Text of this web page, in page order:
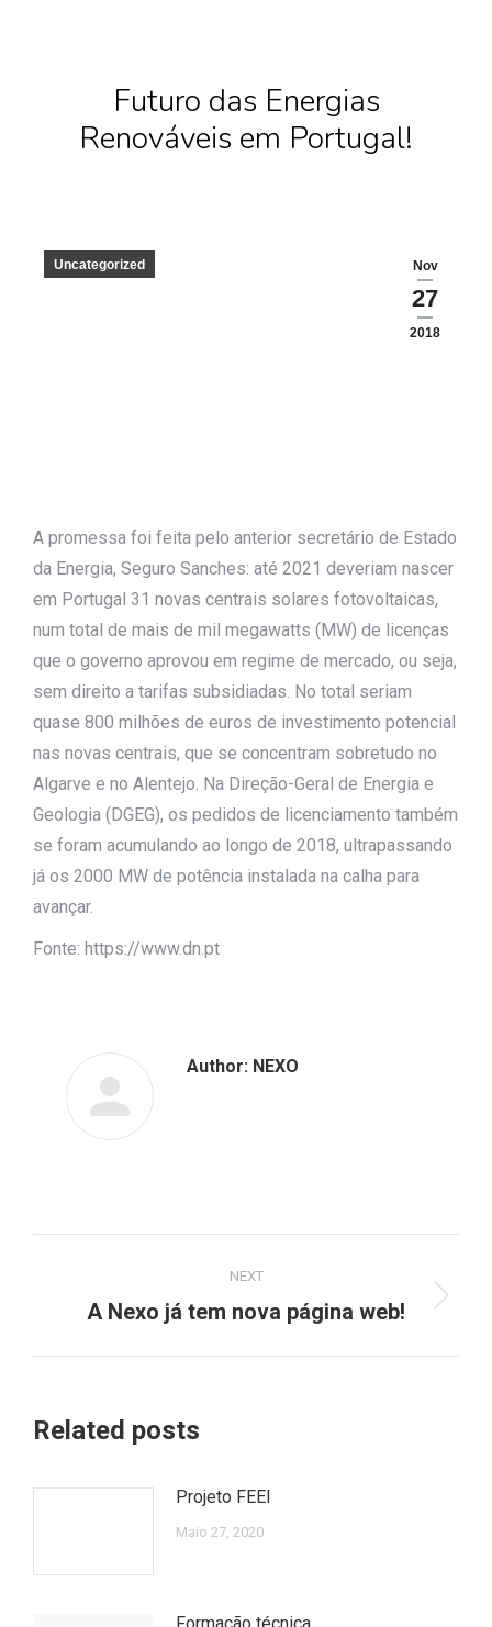
Futuro das Energias
Renováveis em Portugal!
Nov
27
2018
Uncategorized
A promessa foi feita pelo anterior secretário de Estado
da Energia, Seguro Sanches: até 2021 deveriam nascer
em Portugal 31 novas centrais solares fotovoltaicas,
num total de mais de mil megawatts (MW) de licenças
que o governo aprovou em regime de mercado, ou seja,
sem direito a tarifas subsidiadas. No total seriam
quase 800 milhões de euros de investimento potencial
nas novas centrais, que se concentram sobretudo no
Algarve e no Alentejo. Na Direção-Geral de Energia e
Geologia (DGEG), os pedidos de licenciamento também
se foram acumulando ao longo de 2018, ultrapassando
já os 2000 MW de potência instalada na calha para
avançar.
Fonte: https://www.dn.pt
Author: NEXO
navigation
NEXT
Next
A Nexo já tem nova página web!
Related posts
Projeto FEEI
Maio 27, 2020